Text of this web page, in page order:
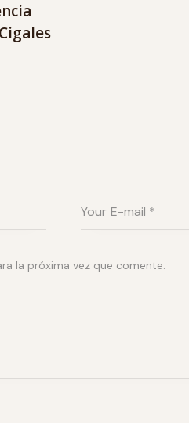
la próxima vez que comente.